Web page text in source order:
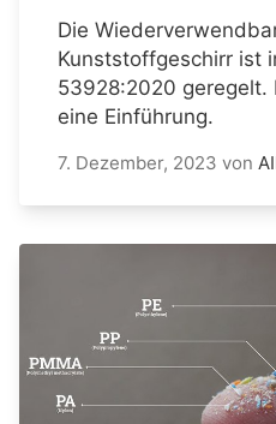
Die
Kunststoffgeschirr ist
53928:2020
eine Einführung.
7. Dezember, 2023 von